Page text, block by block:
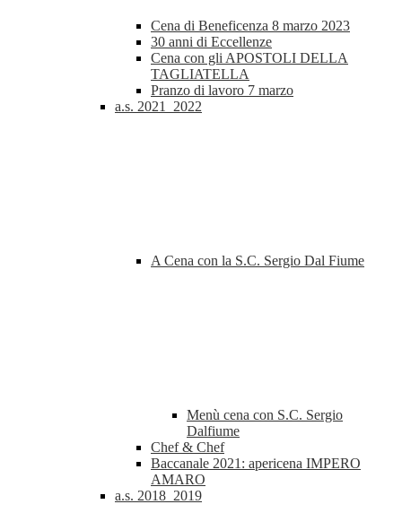
Cena di Beneficenza 8 marzo 2023
30 anni di Eccellenze
Cena con gli APOSTOLI DELLA
TAGLIATELLA
Pranzo di lavoro 7 marzo
a.s. 2021_2022
A Cena con la S.C. Sergio Dal Fiume
Menù cena con S.C. Sergio
Dalfiume
Chef & Chef
Baccanale 2021: apericena IMPERO
AMARO
a.s. 2018_2019